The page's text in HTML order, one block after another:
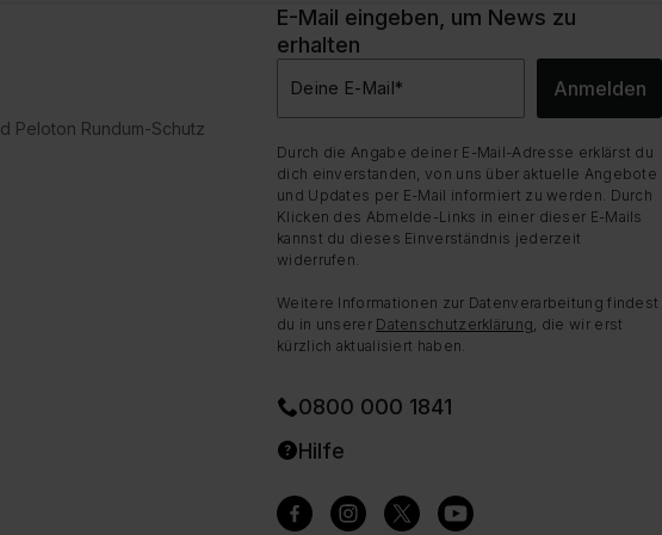
Peloton Rundum-Schutz
E-Mail eingeben, um News zu
erhalten
Deine E-Mail* Anmelden
Durch die Angabe deiner E-Mail-Adresse erklärst du
dich einverstanden, von uns über aktuelle Angebote
und Updates per E-Mail informiert zu werden. Durch
Klicken des Abmelde-Links in einer dieser E-Mails
kannst du dieses Einverständnis jederzeit
widerrufen.
Weitere Informationen zur Datenverarbeitung findest
du in unserer Datenschutzerklärung, die wir erst
kürzlich aktualisiert haben.
0800 000 1841
Hilfe